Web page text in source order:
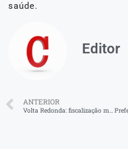
saúde.
Editor
ANTERIOR
Volta Redonda: fiscalização municipal fecha canil clandestino no bairro Siderlândia